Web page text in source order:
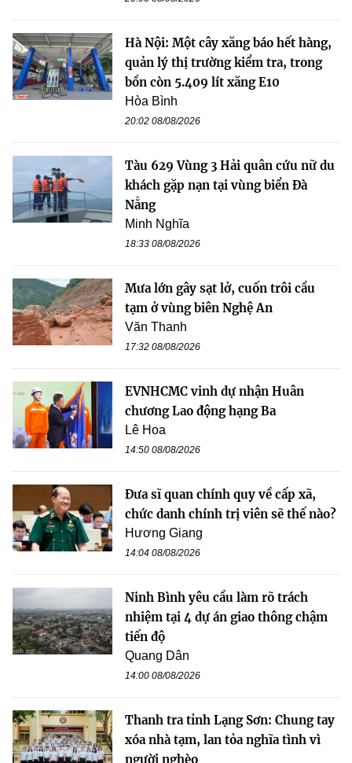
Hà Nội: Một cây xăng báo hết hàng,
quản lý thị trường kiểm tra, trong
bồn còn 5.409 lít xăng E10
Hòa Bình
20:02 08/08/2026
Tàu 629 Vùng 3 Hải quân cứu nữ du
khách gặp nạn tại vùng biển Đà
Nẵng
Minh Nghĩa
18:33 08/08/2026
Mưa lớn gây sạt lở, cuốn trôi cầu
tạm ở vùng biên Nghệ An
Văn Thanh
17:32 08/08/2026
EVNHCMC vinh dự nhận Huân
chương Lao động hạng Ba
Lê Hoa
14:50 08/08/2026
Đưa sĩ quan chính quy về cấp xã,
chức danh chính trị viên sẽ thế nào?
Hương Giang
14:04 08/08/2026
Ninh Bình yêu cầu làm rõ trách
nhiệm tại 4 dự án giao thông chậm
tiến độ
Quang Dân
14:00 08/08/2026
Thanh tra tỉnh Lạng Sơn: Chung tay
xóa nhà tạm, lan tỏa nghĩa tình vì
người nghèo